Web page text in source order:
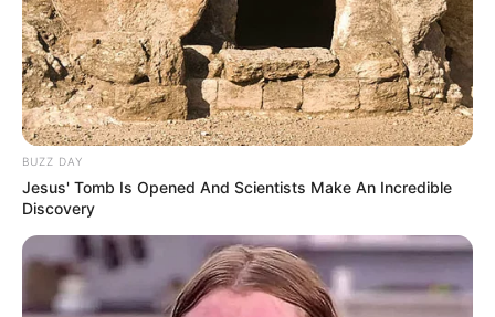
Baca juga:10 Meme Emoji Lucu yang Bisa Mewakili
Perasaan Sehari-hari Kamu
BUZZ DAY
Jesus' Tomb Is Opened And Scientists Make An Incredible
Discovery